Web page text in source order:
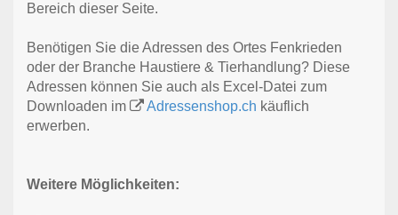
Bereich dieser Seite.
Benötigen Sie die Adressen des Ortes Fenkrieden
oder der Branche Haustiere & Tierhandlung? Diese
Adressen können Sie auch als Excel-Datei zum
Downloaden im
Adressenshop.ch käuflich
erwerben.
Weitere Möglichkeiten: